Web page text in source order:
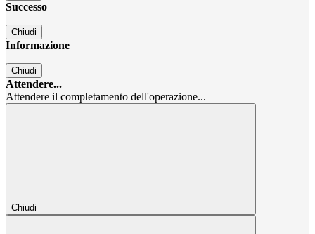
Successo
Chiudi
Informazione
Chiudi
Attendere...
Attendere il completamento dell'operazione...
Chiudi